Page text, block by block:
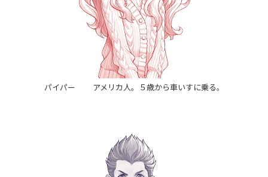
パイパー アメリカ人。５歳から車いすに乗る。